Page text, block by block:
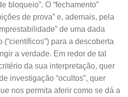
bloqueio”. O “fechamento”
de prova” e, ademais, pela
de uma dada
para a descoberta
a verdade. Em redor de tal
da sua interpretação, quer
investigação “ocultos”, quer
nos permita aferir como se dá a